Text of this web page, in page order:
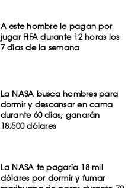
A este hombre le pagan por
jugar FIFA durante 12 horas los
7 días de la semana
La NASA busca hombres para
dormir y descansar en cama
durante 60 días; ganarán
18,500 dólares
La NASA te pagaría 18 mil
dólares por dormir y fumar